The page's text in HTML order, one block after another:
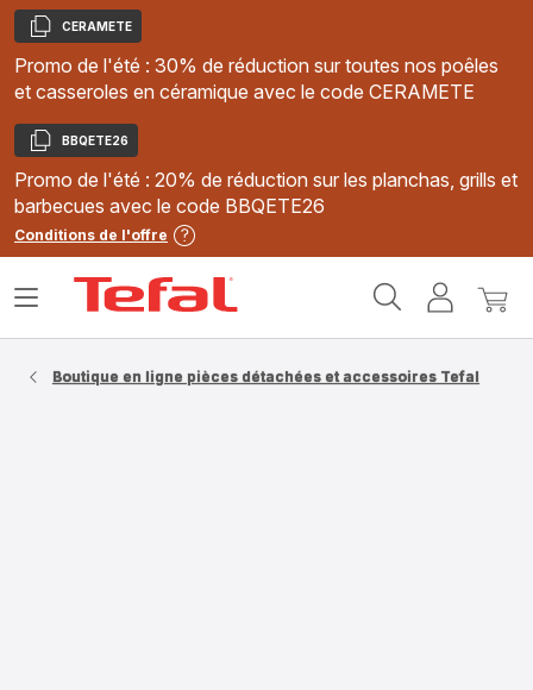
Copier
CERAMETE
Promo de l'été : 30% de réduction sur toutes nos poêles
et casseroles en céramique avec le code CERAMETE
Copier
BBQETE26
Promo de l'été : 20% de réduction sur les planchas, grills et
barbecues avec le code BBQETE26
Conditions de l'offre
MonMon
Ouvrir
Boutique en ligne pièces détachées et accessoires Tefal